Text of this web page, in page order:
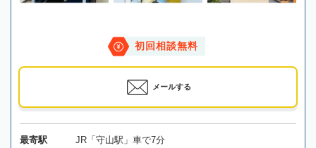
初回相談無料
メールする
最寄駅 JR「守山駅」車で7分